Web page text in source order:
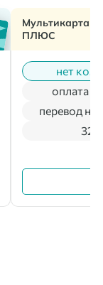
Мультикарта
ПЛЮС
нет
оплата
перевод на